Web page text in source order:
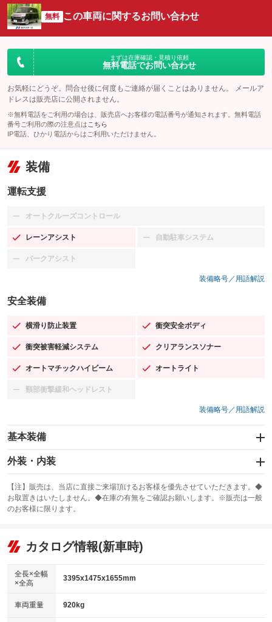
無料 この車両に関するお問い合わせ
まずは在庫確認・見積り依頼
無料電話でお問い合わせ
お気軽にどうぞ。問合せ後に何度もご連絡が届くことはありません。 メールア
ドレスは販売店に公開されません。
※無料電話をご利用の場合は、販売店へお客様の電話番号が通知されます。無料電話
番号ご利用の際の注意点は こちら
IP電話、ひかり電話からはご利用いただけません。
装備
運転支援
オートクルーズコントロール
：装備なし
レーンアシスト
：装備あり 自動駐車システム
：装備なし
パークアシスト
：装備なし
装備略号／用語解説
安全装備
横滑り防止装置
：装備あり 衝突安全ボディ
：装備あり
衝突被害軽減システム
：装備あり クリアランスソナー
：装備あり
オートマチックハイビーム
：装備あり オートライト
：装備あり
頸部衝撃緩和ヘッドレスト
：装備なし
装備略号／用語解説
基本装備
エアバッグ：運転席/助手席/サイド
：装備あり
：装備あり
サンルーフ
：装備なし ABS
リフトアップ
：装備なし
：装備なし
パワーウィンドウ
アイドリングストップ
：装備あり
外装・内装
カーナビ：SDナビ
：装備あり
TV：フルセグ
：装備あり
ビジュアル：-／DVD再生
：装備あり
：装備なし
革シート
キーレス
【注】販売は、当店に直接ご来場頂けるお客様を優先させていただきます。◆
お取置きはいたしません。◆在庫の有無をご確認お願いします。※販売は一般
のお客様に限ります。
カタログ情報(新車時)
全長×全幅
×全高
3395x1475x1655mm
車両重量 920kg